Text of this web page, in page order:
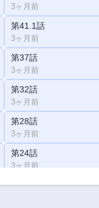
3ヶ月前
第41.1話
3ヶ月前
第37話
3ヶ月前
第32話
3ヶ月前
第28話
3ヶ月前
第24話
3ヶ月前
第20話